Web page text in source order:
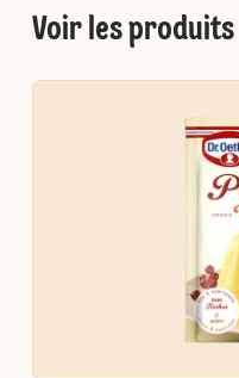
Voir les produits